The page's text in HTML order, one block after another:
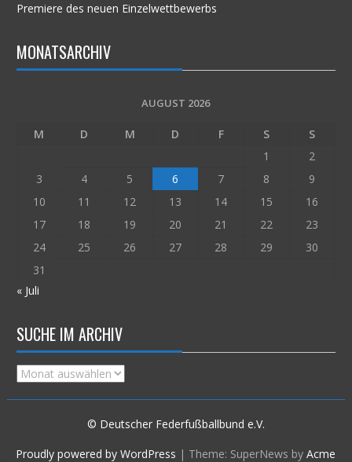
Premiere des neuen Einzelwettbewerbs
MONATSARCHIV
AUGUST 2026
M D M D F S
S
1
2
3
4 5 6 7 8
9
10
11 12 13 14 15
16
17
18 19 20 21 22
23
24
25 26 27 28 29
30
31
« Juli
SUCHE IM ARCHIV
Suche
© Deutscher Federfußballbund e.V.
Proudly powered by WordPress | Theme: SuperNews byAcme